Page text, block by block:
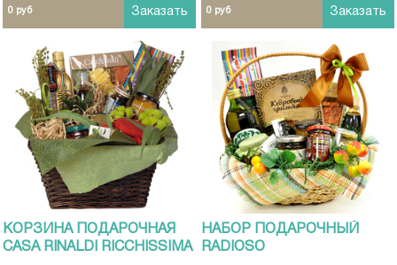
0 руб Заказать 0 руб Заказать
КОРЗИНА ПОДАРОЧНАЯ
CASA RINALDI RICCHISSIMA
НАБОР ПОДАРОЧНЫЙ
RADIOSO